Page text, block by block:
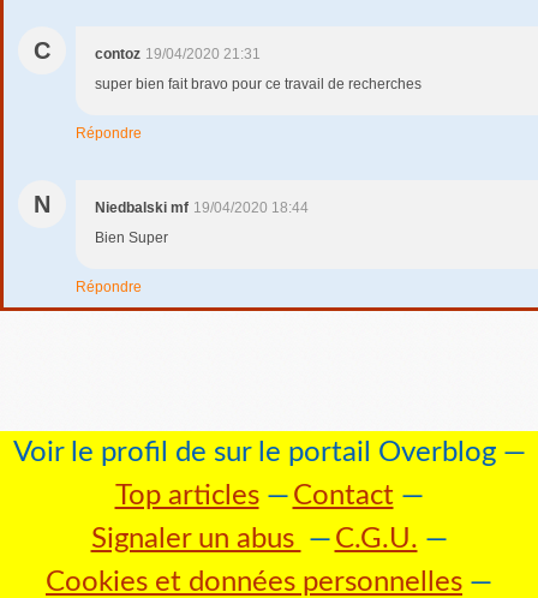
C contoz 19/04/2020 21:31
super bien fait bravo pour ce travail de recherches
Répondre
N Niedbalski mf 19/04/2020 18:44
Bien Super
Répondre
Voir le profil de sur le portail Overblog
Top articles
Contact
Signaler un abus
C.G.U.
Cookies et données personnelles